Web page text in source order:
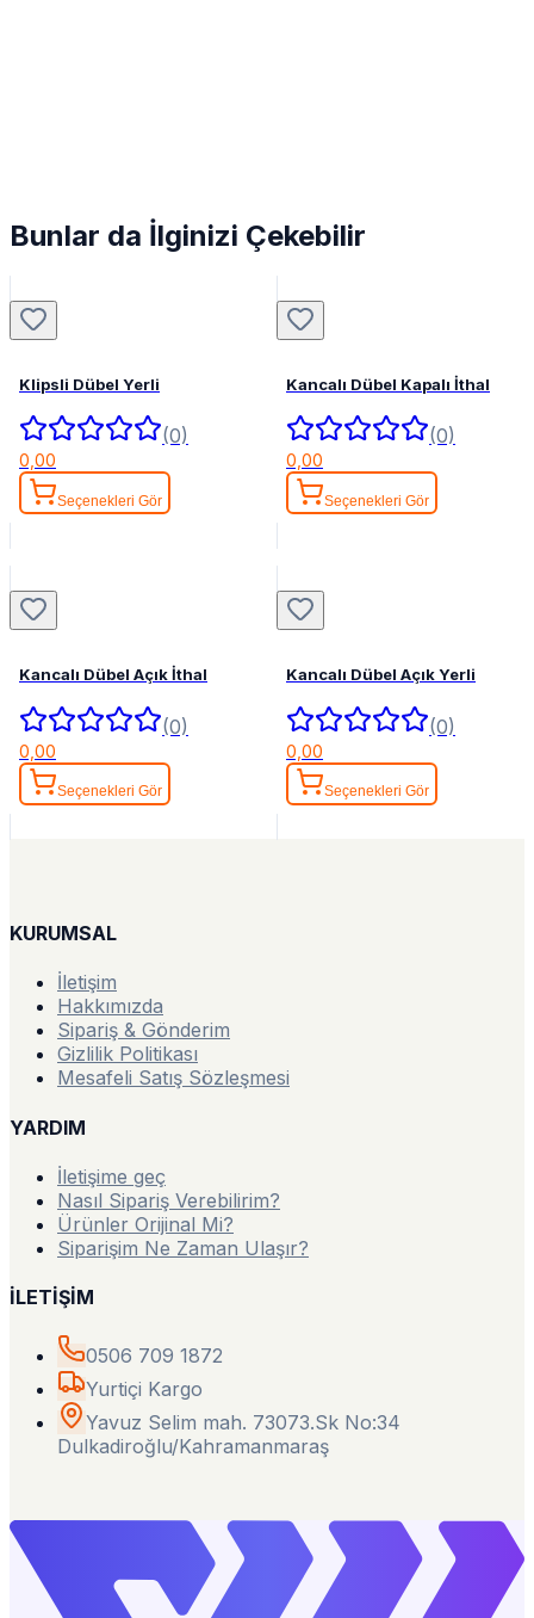
Bunlar da İlginizi Çekebilir
Klipsli Dübel Yerli
(0)
0,00
Seçenekleri Gör
Kancalı Dübel Kapalı İthal
(0)
0,00
Seçenekleri Gör
Kancalı Dübel Açık İthal
(0)
0,00
Seçenekleri Gör
Kancalı Dübel Açık Yerli
(0)
0,00
Seçenekleri Gör
KURUMSAL
İletişim
Hakkımızda
Sipariş & Gönderim
Gizlilik Politikası
Mesafeli Satış Sözleşmesi
YARDIM
İletişime geç
Nasıl Sipariş Verebilirim?
Ürünler Orijinal Mi?
Siparişim Ne Zaman Ulaşır?
İLETİŞİM
0506 709 1872
Yurtiçi Kargo
Yavuz Selim mah. 73073.Sk No:34
Dulkadiroğlu/Kahramanmaraş